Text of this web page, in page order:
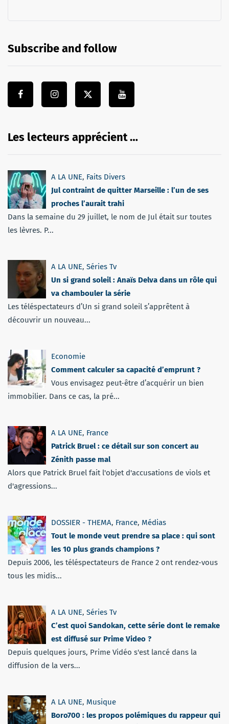
Subscribe and follow
Les lecteurs apprécient …
A LA UNE, Faits Divers
Jul contraint de quitter Marseille : l’un de ses
proches l’aurait trahi
Dans la semaine du 29 juillet, le nom de Jul était sur toutes
les lèvres. P...
A LA UNE, Séries Tv
Un si grand soleil : Anaïs Delva dans un rôle qui
va chambouler la série
Les téléspectateurs d’Un si grand soleil s’apprêtent à
découvrir un nouveau...
Economie
Comment calculer sa capacité d’emprunt ?
Vous envisagez peut-être d’acquérir un bien
immobilier. Dans ce cas, la pré...
A LA UNE, France
Patrick Bruel : ce détail sur son concert au
Zénith passe mal
Alors que Patrick Bruel fait l'objet d'accusations de viols et
d'agressions...
DOSSIER - THEMA, France, Médias
Tout le monde veut prendre sa place : qui sont
les 10 plus grands champions ?
Depuis 2006, les téléspectateurs de France 2 ont rendez-vous
tous les midis...
A LA UNE, Séries Tv
C’est quoi Sandokan, cette série dont le remake
est diffusé sur Prime Video ?
Depuis quelques jours, Prime Vidéo s'est lancé dans la
diffusion de la vers...
A LA UNE, Musique
Boro700 : les propos polémiques du rappeur qui